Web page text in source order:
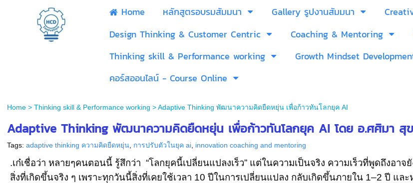
Home หลักสูตรอบรมสัมมนา Gallery รูปงานสัมมนา
Design Thinking & Customer Centric
Coaching & Mentoring
Thinking skill & Performance working
Growth Mindset
คอร์สออนไลน์ - Course Online
Home> Thinking skill & Performance working >Adaptive Thinking พัฒนาความคิดยืดหยุ่น เพื่อก้าวทันโลกยุค AI
Adaptive Thinking พัฒนาความคิดยืดหยุ่น เพื่อก้าวทันโลกยุค AI โดย อ.ศศิมา สุ
Tags: adaptive thinking ความคิดยืดหยุ่น การปรับตัวในยุค ai innovation coaching and mentoring
.เก๋เชื่อว่า หลายๆคนตอนนี้ รู้สึกว่า “โลกยุคนี้เปลี่ยนแปลงเร็ว” แต่ในความเป็นจริง ความเร็วที่พูดถึงอาจ
สิ่งที่เกิดขึ้นจริง ๆ เพราะทุกวันนี้สิ่งที่เคยใช้เวลา 10 ปีในการเปลี่ยนแปลง กลับเกิดขึ้นภายใน 1–2 ปี และ